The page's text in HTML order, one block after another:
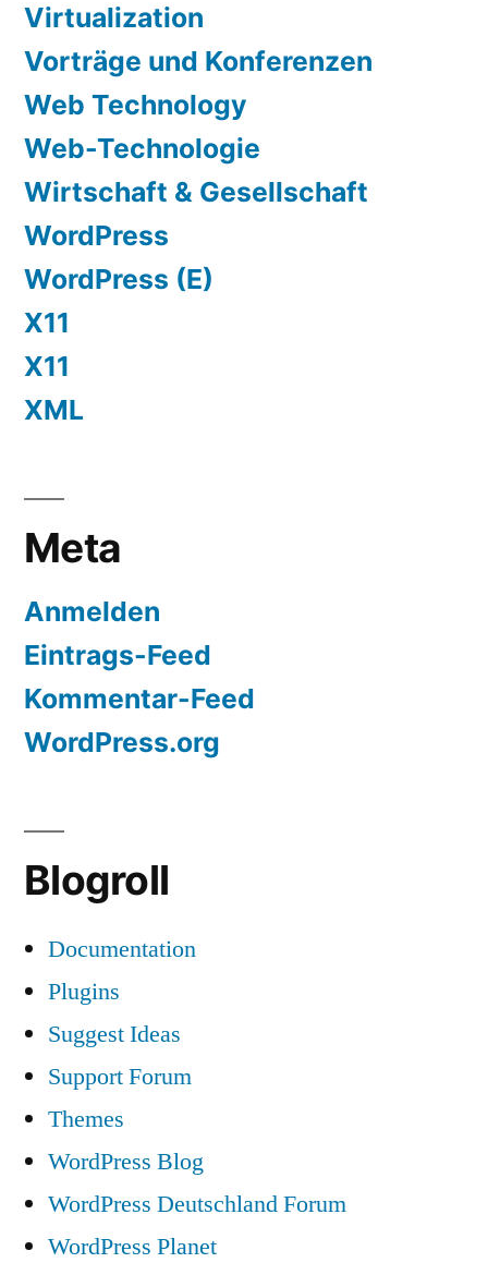
Virtualization
Vorträge und Konferenzen
Web Technology
Web-Technologie
Wirtschaft & Gesellschaft
WordPress
WordPress (E)
X11
X11
XML
Meta
Anmelden
Eintrags-Feed
Kommentar-Feed
WordPress.org
Blogroll
Documentation
Plugins
Suggest Ideas
Support Forum
Themes
WordPress Blog
WordPress Deutschland Forum
WordPress Planet